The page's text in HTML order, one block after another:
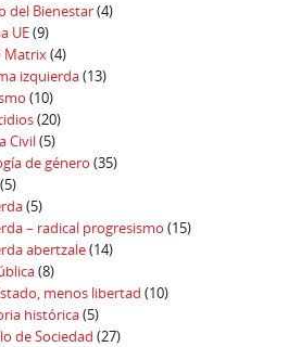
del Bienestar(4)
UE(9)
Matrix(4)
izquierda(13)
(10)
(20)
Civil(5)
de género (35)
(5)
(5)
– radical progresismo (15)
abertzale(14)
(8)
menos libertad (10)
histórica(5)
de Sociedad (27)